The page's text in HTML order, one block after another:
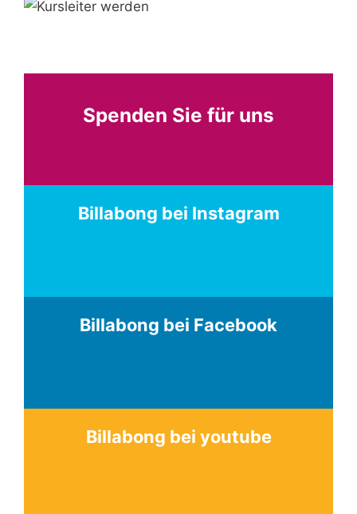
Spenden Sie für uns
Billabong bei Instagram
Billabong bei Facebook
Billabong bei youtube